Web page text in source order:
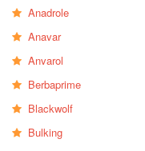
Anadrole
Anavar
Anvarol
Berbaprime
Blackwolf
Bulking